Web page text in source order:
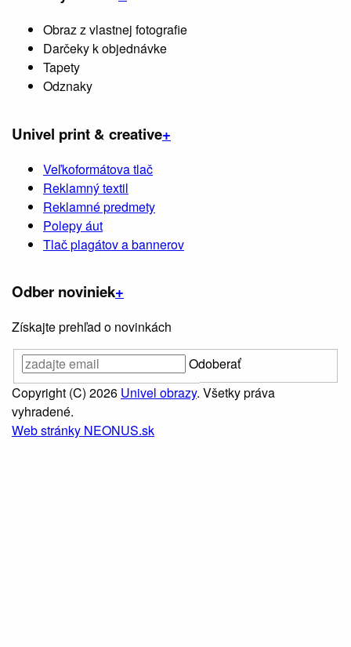
Obraz z vlastnej fotografie
Darčeky k objednávke
Tapety
Odznaky
Univel print & creative+
Veľkoformátova tlač
Reklamný textil
Reklamné predmety
Polepy áut
Tlač plagátov a bannerov
Odber noviniek+
Získajte prehľad o novinkách
Odoberať
Copyright (C) 2026 Univel obrazy. Všetky práva
vyhradené.
Web stránky NEONUS.sk